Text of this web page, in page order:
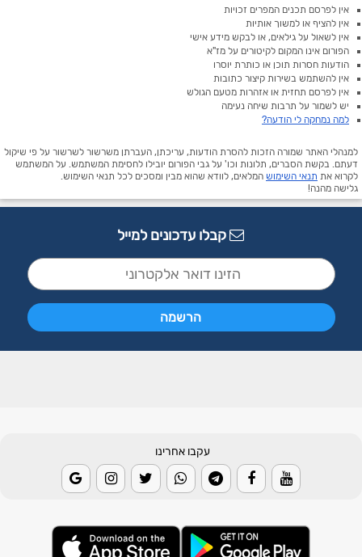
אין לפרסם תכנים המפרים זכויות
אין להציף או למשוך אותיות
אין לשאול על גילאים, או לבקש מידע אישי
הפורום אינו המקום לקיטורים על מז"א
הודעות חסרות תוכן או כותרת יוסרו
אין להשתמש בשירות קיצור כתובות
אין לפרסם תחזית או אזהרות מטעם הגולש
יש לשמור על תרבות שיחה נעימה
למה נמחקה לי הודעה?
למנהלי האתר שמורה הזכות להסרת הודעות, עריכתן, העברתן משרשור לשרשור על פי שיקול
דעתם. בקשת הסברים, תלונות וכו' על גבי הפורום יובילו לחסימת המשתמש. על המשתמש
לקרוא את תנאי השימוש המלאים, לוודא שהוא מבין ומסכים לכל תנאי השימוש.
גלישה מהנה!
קבלו עדכונים למייל
עקבו אחרינו